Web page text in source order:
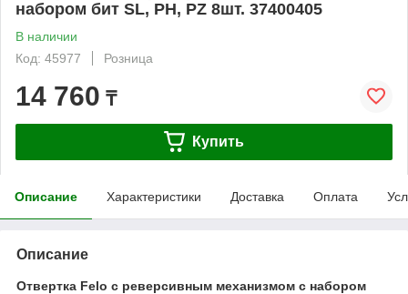
набором бит SL, PH, PZ 8шт. 37400405
В наличии
Код: 45977
Розница
14 760 ₸
Купить
Описание Характеристики Доставка Оплата
Описание
Отвертка Felo с реверсивным механизмом с набором